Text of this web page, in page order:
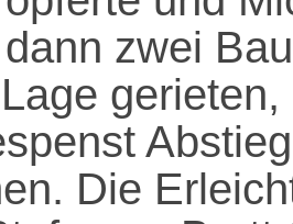
zwei
Die